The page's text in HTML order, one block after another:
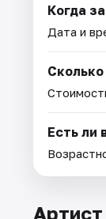
Когда
Дата и
Есть ли
Артист